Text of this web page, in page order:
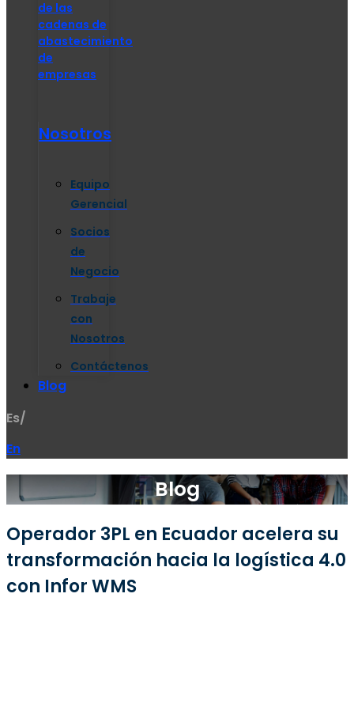
de las
cadenas de
abastecimiento
de
empresas
Nosotros
Equipo
Gerencial
Socios
de
Negocio
Trabaje
con
Nosotros
Contáctenos
Blog
Es/
En
Blog
Operador 3PL en Ecuador acelera su
transformación hacia la logística 4.0
con Infor WMS